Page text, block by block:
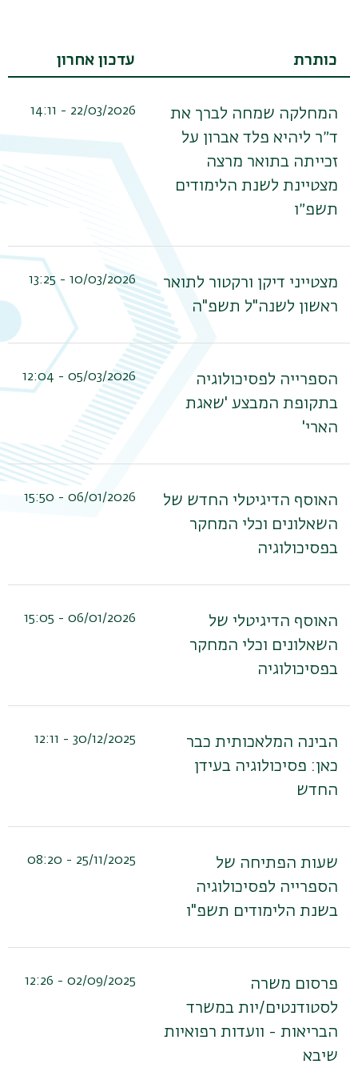
כותרת עדכון אחרון
המחלקה שמחה לברך את
ד״ר ליהיא פלד אברון על
זכייתה בתואר מרצה
מצטיינת לשנת הלימודים
תשפ״ו
22/03/2026 - 14:11
מצטייני דיקן ורקטור לתואר
ראשון לשנה"ל תשפ"ה
10/03/2026 - 13:25
הספרייה לפסיכולוגיה
בתקופת המבצע 'שאגת
הארי'
05/03/2026 - 12:04
האוסף הדיגיטלי החדש של
השאלונים וכלי המחקר
בפסיכולוגיה
06/01/2026 - 15:50
האוסף הדיגיטלי של
השאלונים וכלי המחקר
בפסיכולוגיה
06/01/2026 - 15:05
הבינה המלאכותית כבר
כאן: פסיכולוגיה בעידן
החדש
30/12/2025 - 12:11
שעות הפתיחה של
הספרייה לפסיכולוגיה
בשנת הלימודים תשפ"ו
25/11/2025 - 08:20
פרסום משרה
לסטודנטים/יות במשרד
הבריאות - וועדות רפואיות
שיבא
02/09/2025 - 12:26